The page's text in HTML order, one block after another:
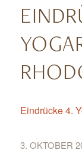
Eindrücke 4.
3. OKTOBER